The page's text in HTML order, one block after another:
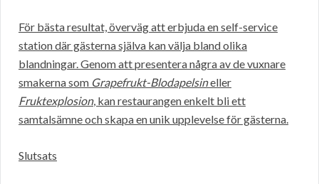
För bästa resultat, överväg att erbjuda en self-service
station där gästerna själva kan välja bland olika
blandningar. Genom att presentera några av de vuxnare
smakerna som Grapefrukt-Blodapelsineller
Fruktexplosion, kan restaurangen enkelt bli ett
samtalsämne och skapa en unik upplevelse för gästerna.
Slutsats